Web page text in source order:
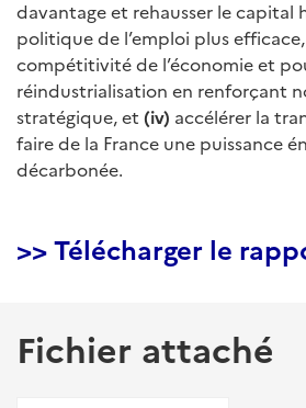
davantage et rehausser le capital
politique de l’emploi plus efficace,
compétitivité de l’économie et
réindustrialisation en renforçant
stratégique, et (iv) accélérer la
faire de la France une puissance
décarbonée.
>> Télécharger le
Fichier attaché